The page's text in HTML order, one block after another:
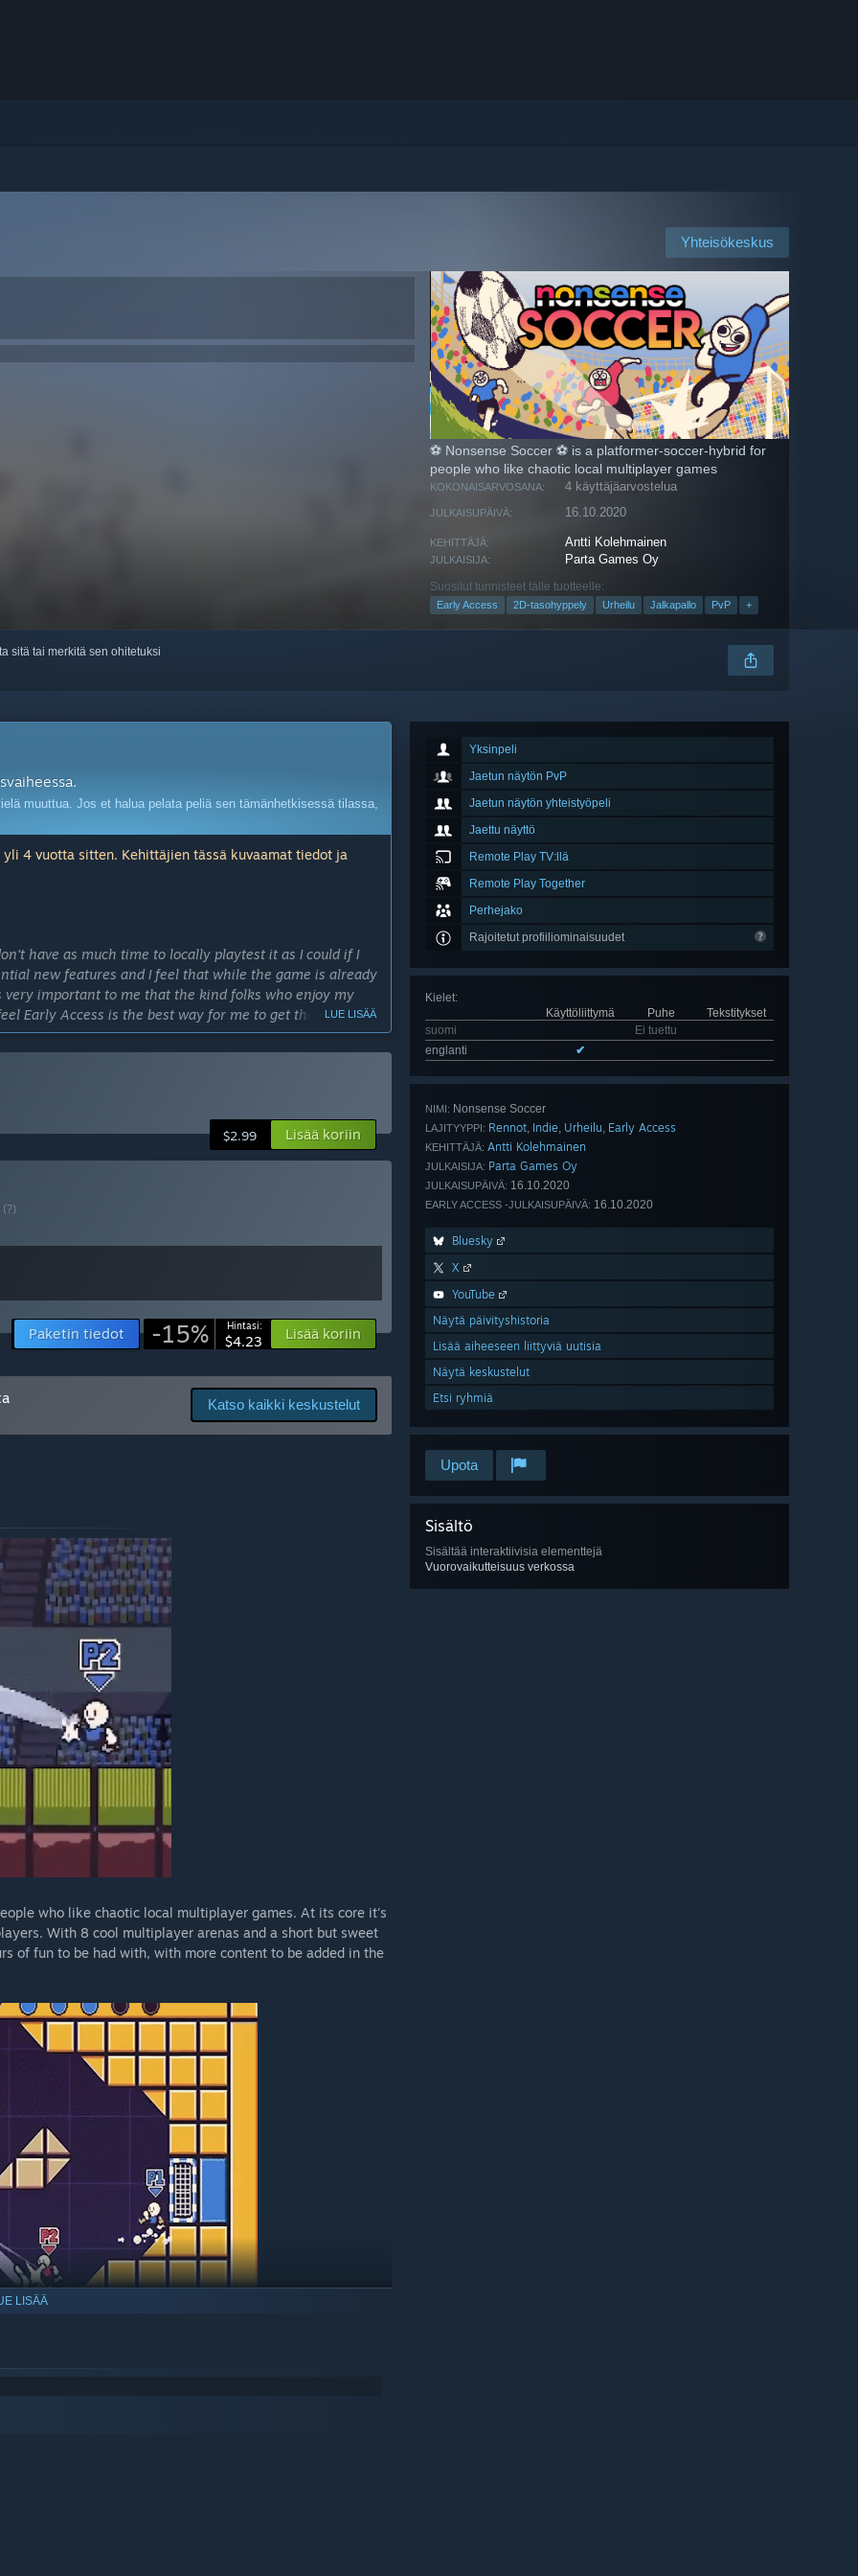
Yhteisökeskus
⚽ Nonsense Soccer ⚽ is a platformer-soccer-hybrid for
people who like chaotic local multiplayer games
KOKONAISARVOSANA: 4 käyttäjäarvostelua
JULKAISUPÄIVÄ: 16.10.2020
KEHITTÄJÄ: Antti Kolehmainen
JULKAISIJA: Parta Games Oy
Suositut tunnisteet tälle tuotteelle:
Early Access 2D-tasohyppely Urheilu Jalkapallo PvP +
sitä tai merkitä sen ohitetuksi
Yksinpeli
Jaetun näytön PvP
Jaetun näytön yhteistyöpeli
Jaettu näyttö
Remote Play TV:llä
Remote Play Together
Perhejako
Rajoitetut profiiliominaisuudet
Kielet:
Käyttöliittymä
Puhe
Tekstitykset
suomi
Ei tuettu
englanti
✔
NIMI: Nonsense Soccer
LAJITYYPPI: Rennot, Indie, Urheilu, Early Access
KEHITTÄJÄ: Antti Kolehmainen
JULKAISIJA: Parta Games Oy
JULKAISUPÄIVÄ: 16.10.2020
EARLY ACCESS -JULKAISUPÄIVÄ: 16.10.2020
Bluesky
X
YouTube
Näytä päivityshistoria
Lisää aiheeseen liittyviä uutisia
Näytä keskustelut
Etsi ryhmiä
Upota
Sisältö
Sisältää interaktiivisia elementtejä
Vuorovaikutteisuus verkossa
muuttua. Jos et halua pelata peliä sen tämänhetkisessä tilassa,
4 vuotta sitten. Kehittäjien tässä kuvaamat tiedot ja
have as much time to locally playtest it as I could if I
new features and I feel that while the game is already
important to me that the kind folks who enjoy my
Early Access is the best way for me to get the game in
valuable feedback, if they so choose, and help me
these things take a bit longer but I strongly feel it's quite
as soon as the end of 2025. This is subject to change
-versiosta?
and audio and lots of more content in the form of new
update for the game, with a reasonable amount of
to 4 players, includes keyboard and controller support
It could be called a fully fledged small game already.
and features. Price will most likely also change when the
any price changes and communicate those changes
LUE LISÄÄ
$2.99 Lisää koriin
(?)
Paketin tiedot -15% Hintasi:
$4.23 Lisää koriin
Katso kaikki keskustelut
who like chaotic local multiplayer games. At its core it's
With 8 cool multiplayer arenas and a short but sweet
of fun to be had with, with more content to be added in the
bounds (in XL levels)
LISÄÄ